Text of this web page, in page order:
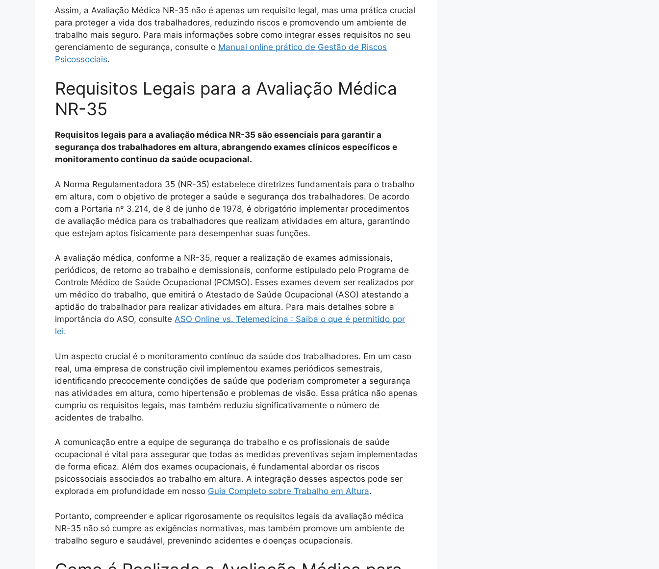
Assim, a Avaliação Médica NR-35 não é apenas um requisito legal, mas uma prática crucial
para proteger a vida dos trabalhadores, reduzindo riscos e promovendo um ambiente de
trabalho mais seguro. Para mais informações sobre como integrar esses requisitos no seu
gerenciamento de segurança, consulte o Manual online prático de Gestão de Riscos
Psicossociais.
Requisitos Legais para a Avaliação Médica
NR-35
Requisitos legais para a avaliação médica NR-35 são essenciais para garantir a
segurança dos trabalhadores em altura, abrangendo exames clínicos específicos e
monitoramento contínuo da saúde ocupacional.
A Norma Regulamentadora 35 (NR-35) estabelece diretrizes fundamentais para o trabalho
em altura, com o objetivo de proteger a saúde e segurança dos trabalhadores. De acordo
com a Portaria nº 3.214, de 8 de junho de 1978, é obrigatório implementar procedimentos
de avaliação médica para os trabalhadores que realizam atividades em altura, garantindo
que estejam aptos fisicamente para desempenhar suas funções.
A avaliação médica, conforme a NR-35, requer a realização de exames admissionais,
periódicos, de retorno ao trabalho e demissionais, conforme estipulado pelo Programa de
Controle Médico de Saúde Ocupacional (PCMSO). Esses exames devem ser realizados por
um médico do trabalho, que emitirá o Atestado de Saúde Ocupacional (ASO) atestando a
aptidão do trabalhador para realizar atividades em altura. Para mais detalhes sobre a
importância do ASO, consulte ASO Online vs. Telemedicina : Saiba o que é permitido por
lei.
Um aspecto crucial é o monitoramento contínuo da saúde dos trabalhadores. Em um caso
real, uma empresa de construção civil implementou exames periódicos semestrais,
identificando precocemente condições de saúde que poderiam comprometer a segurança
nas atividades em altura, como hipertensão e problemas de visão. Essa prática não apenas
cumpriu os requisitos legais, mas também reduziu significativamente o número de
acidentes de trabalho.
A comunicação entre a equipe de segurança do trabalho e os profissionais de saúde
ocupacional é vital para assegurar que todas as medidas preventivas sejam implementadas
de forma eficaz. Além dos exames ocupacionais, é fundamental abordar os riscos
psicossociais associados ao trabalho em altura. A integração desses aspectos pode ser
explorada em profundidade em nosso Guia Completo sobre Trabalho em Altura.
Portanto, compreender e aplicar rigorosamente os requisitos legais da avaliação médica
NR-35 não só cumpre as exigências normativas, mas também promove um ambiente de
trabalho seguro e saudável, prevenindo acidentes e doenças ocupacionais.